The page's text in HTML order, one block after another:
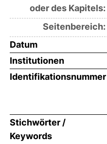
oder des Kapitels:
Seitenbereich:
Datum
Institutionen
Identifikationsnummer
Stichwörter /
Keywords